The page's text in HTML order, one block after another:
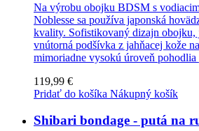
Na výrobu obojku BDSM s
Noblesse sa používa japonská
kvality. Sofistikovaný dizajn obojku,
vnútorná podšívka z jahňacej kože
mimoriadne vysokú úroveň pohodlia
119,99 €
Pridať do košíka Nákupný košík
Shibari bondage - putá na